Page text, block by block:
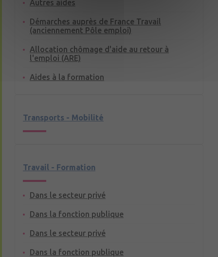
Autres aides
Démarches auprès de France Travail
(anciennement Pôle emploi)
Allocation chômage d'aide au retour à
l'emploi (ARE)
Aides à la formation
Transports - Mobilité
Travail - Formation
Dans le secteur privé
Dans la fonction publique
Dans le secteur privé
Dans la fonction publique